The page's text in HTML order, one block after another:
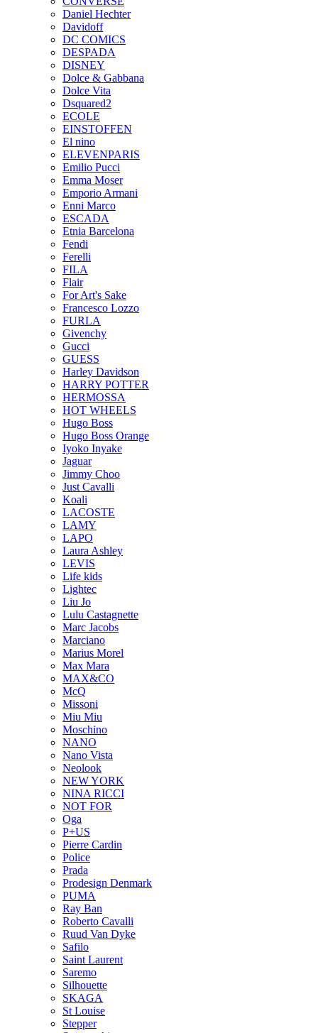
Daniel Hechter
Davidoff
DC COMICS
DESPADA
DISNEY
Dolce & Gabbana
Dolce Vita
Dsquared2
ECOLE
EINSTOFFEN
El nino
ELEVENPARIS
Emilio Pucci
Emma Moser
Emporio Armani
Enni Marco
ESCADA
Etnia Barcelona
Fendi
Ferelli
FILA
Flair
For Art's Sake
Francesco Lozzo
FURLA
Givenchy
Gucci
GUESS
Harley Davidson
HARRY POTTER
HERMOSSA
HOT WHEELS
Hugo Boss
Hugo Boss Orange
Iyoko Inyake
Jaguar
Jimmy Choo
Just Cavalli
Koali
LACOSTE
LAMY
LAPO
Laura Ashley
LEVIS
Life kids
Lightec
Liu Jo
Lulu Castagnette
Marc Jacobs
Marciano
Marius Morel
Max Mara
MAX&CO
McQ
Missoni
Miu Miu
Moschino
NANO
Nano Vista
Neolook
NEW YORK
NINA RICCI
NOT FOR
Oga
P+US
Pierre Cardin
Police
Prada
Prodesign Denmark
PUMA
Ray Ban
Roberto Cavalli
Ruud Van Dyke
Safilo
Saint Laurent
Saremo
Silhouette
SKAGA
St Louise
Stepper